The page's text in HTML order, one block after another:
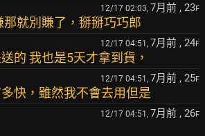
12/17 02:03, 7月前 , 23F
那就別賺了，掰掰巧巧郎
12/17 04:51, 7月前 , 24F
的 我也是5天才拿到貨，
12/17 04:51, 7月前 , 25F
快，雖然我不會去用但是
12/17 04:51, 7月前 , 26F